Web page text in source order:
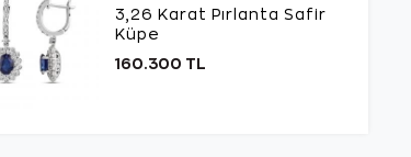
3,26 Karat Pırlanta Safir
Küpe
160.300 TL